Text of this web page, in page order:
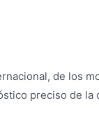
de los
preciso de